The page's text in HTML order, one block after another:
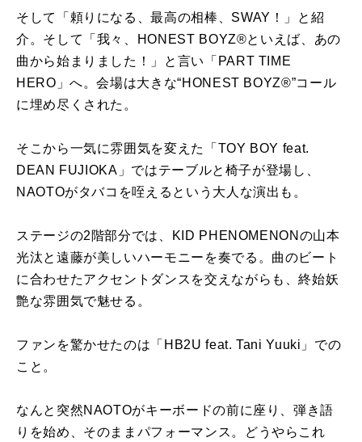
そして「頼りになる、最高の相棒、SWAY！」と紹
介。そして「我々、HONEST BOYZ®といえば、あの
曲から始まりました！」と言い「PART TIME
HERO」へ。会場は大きな“HONEST BOYZ®”コール
に埋め尽くされた。
そこから一気に雰囲気を変えた「TOY BOY feat.
DEAN FUJIOKA」ではテーブルと椅子が登場し、
NAOTOがタバコを咥えるという大人な演出も。
ステージの2階部分では、KID PHENOMENONの山本
光汰と遠藤が美しいハーモニーを奏でる。曲のビート
に合わせたアクセントダンスを交えながらも、終始妖
艶な雰囲気で魅せる。
ファンを驚かせたのは「HB2U feat. Tani Yuuki」での
こと。
なんと突然NAOTOがキーボードの前に座り、弾き語
りを始め、そのままパフォーマンス。どうやらこれ